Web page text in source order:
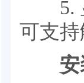
5. 显
可支
安